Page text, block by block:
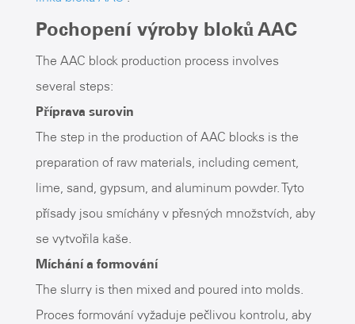
Pochopení výroby bloků AAC
The AAC block production process involves
several steps:
Příprava surovin
The step in the production of AAC blocks is the
preparation of raw materials, including cement,
lime, sand, gypsum, and aluminum powder. Tyto
přísady jsou smíchány v přesných množstvích, aby
se vytvořila kaše.
Míchání a formování
The slurry is then mixed and poured into molds.
Proces formování vyžaduje pečlivou kontrolu, aby